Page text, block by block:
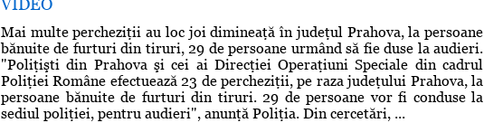
Mai multe percheziţii au loc joi dimineaţă în judeţul Prahova, la persoane
bănuite de furturi din tiruri, 29 de persoane urmând să fie duse la audieri.
"Poliţişti din Prahova şi cei ai Direcţiei Operaţiuni Speciale din cadrul
Poliţiei Române efectuează 23 de percheziţii, pe raza judeţului Prahova, la
persoane bănuite de furturi din tiruri. 29 de persoane vor fi conduse la
sediul poliţiei, pentru audieri", anunţă Poliţia. Din cercetări, ...